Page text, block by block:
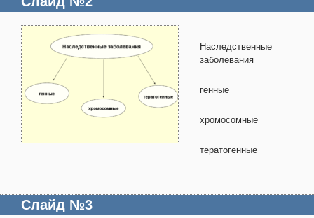
Наследственные
заболевания
генные
хромосомные
тератогенные
Слайд №3